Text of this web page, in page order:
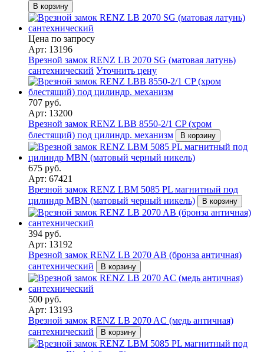
В корзину
Цена по запросу
Арт: 13196
Врезной замок RENZ LB 2070 SG (матовая латунь)
сантехнический Уточнить цену
707 руб.
Арт: 13200
Врезной замок RENZ LBB 8550-2/1 CP (хром
блестящий) под цилиндр. механизм
В корзину
675 руб.
Арт: 67421
Врезной замок RENZ LBM 5085 PL магнитный под
цилиндр MBN (матовый черный никель)
В корзину
394 руб.
Арт: 13192
Врезной замок RENZ LB 2070 AB (бронза античная)
сантехнический
В корзину
500 руб.
Арт: 13193
Врезной замок RENZ LB 2070 AC (медь античная)
сантехнический
В корзину